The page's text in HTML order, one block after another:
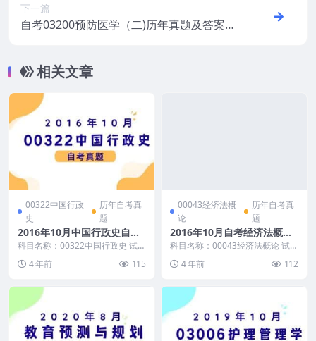
下一篇
自考03200预防医学（二)历年真题及答案打
相关文章
00322中国行政
史
历年自考真
题
2016年10月中国行政史自考
真题及答案
科目名称：00322中国行政史 试卷
考试中国行...
4 年前 115
00043经济法概
论
历年自考真
题
2016年10月自考经济法概论
真题及答案
科目名称：00043经济法概论 试卷
考试经济法...
4 年前 112